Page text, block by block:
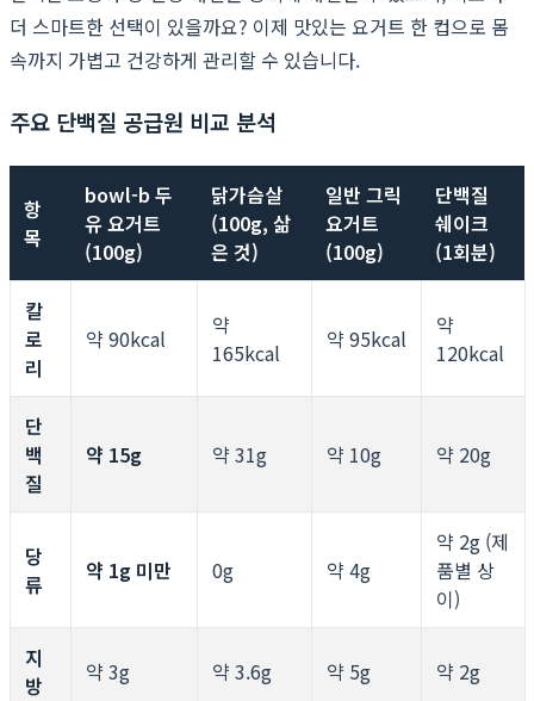
더 스마트한 선택이 있을까요? 이제 맛있는 요거트 한 컵으로 몸
속까지 가볍고 건강하게 관리할 수 있습니다.
주요 단백질 공급원 비교 분석
항
목
bowl-b 두
유 요거트
(100g)
닭가슴살
(100g, 삶
은 것)
일반 그릭
요거트
(100g)
단백질
쉐이크
(1회분)
칼
로
리
약 90kcal
약
165kcal
약 95kcal
약
120kcal
단
백
질
약 15g 약 31g 약 10g 약 20g
당
류
약 1g 미만 0g 약 4g
약 2g (제
품별 상
이)
지
방
약 3g 약 3.6g 약 5g 약 2g